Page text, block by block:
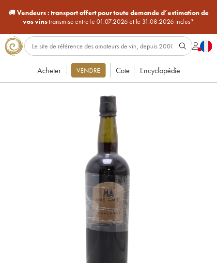
🚚Vendeurs : transport offert pour toute demande d’estimation de
vos vinstransmise entre le 01.07.2026 et le 31.08.2026 inclus*
Acheter VENDRE Cote Encyclopédie